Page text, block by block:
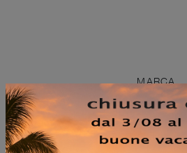
MARCA
AMBIENTE
MATERIALE